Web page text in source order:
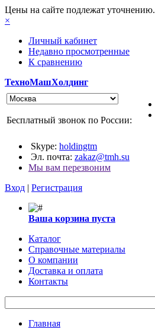
Цены на сайте подлежат уточнению.
×
Личный кабинет
Недавно просмотренные
К сравнению
ТехноМашХолдинг
Бесплатный звонок по России:
Skype: holdingtm
Эл. почта: zakaz@tmh.su
Мы вам перезвоним
Вход | Регистрация
Ваша корзина пуста
Каталог
Справочные материалы
О компании
Доставка и оплата
Контакты
Главная